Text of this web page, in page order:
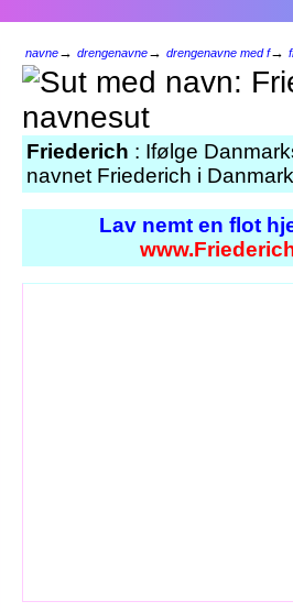
navne→ drengenavne→ drengenavne med f→
Friederich : Ifølge
navnet Friederich i
Lav nemt en flot